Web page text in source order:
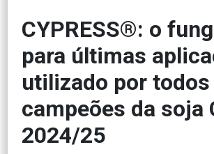
CYPRESS®: o
para últimas
utilizado por todos
campeões da soja
2024/25